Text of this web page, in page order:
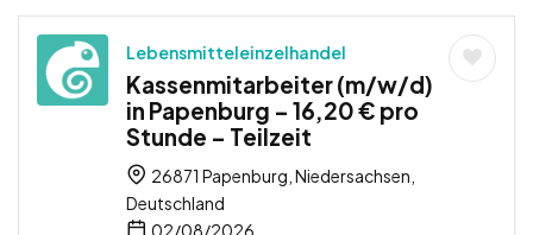
Lebensmitteleinzelhandel
Kassenmitarbeiter (m/w/d)
in Papenburg – 16,20 € pro
Stunde – Teilzeit
26871 Papenburg, Niedersachsen,
Deutschland
02/08/2026